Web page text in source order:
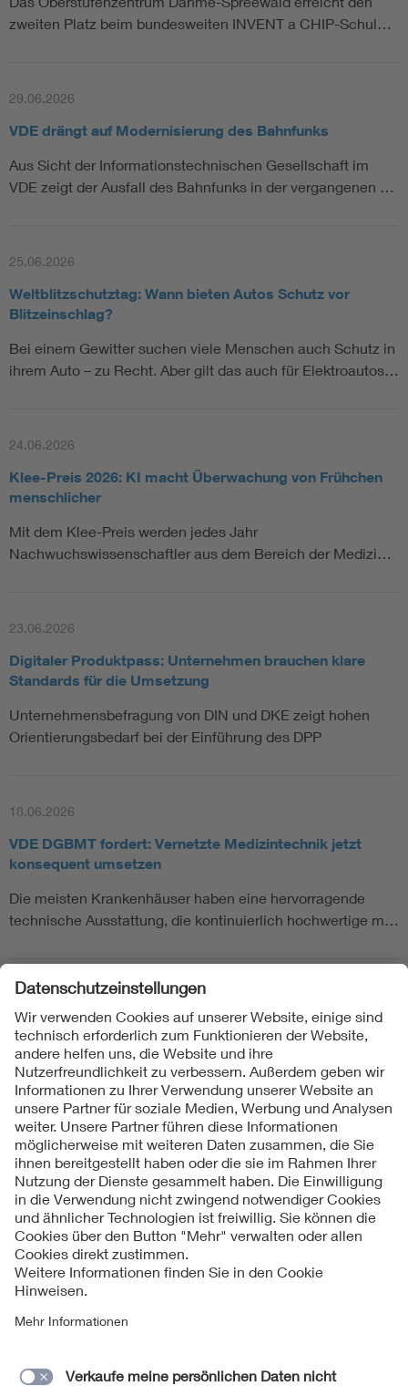
zweiten Platz beim bundesweiten INVENT a CHIP-Schul…
29.06.2026
VDE drängt auf Modernisierung des Bahnfunks
Aus Sicht der Informationstechnischen Gesellschaft im
VDE zeigt der Ausfall des Bahnfunks in der vergangenen …
25.06.2026
Weltblitzschutztag: Wann bieten Autos Schutz vor
Blitzeinschlag?
Bei einem Gewitter suchen viele Menschen auch Schutz in
ihrem Auto – zu Recht. Aber gilt das auch für Elektroautos…
24.06.2026
Klee-Preis 2026: KI macht Überwachung von Frühchen
menschlicher
Mit dem Klee-Preis werden jedes Jahr
Nachwuchswissenschaftler aus dem Bereich der Medizi…
23.06.2026
Digitaler Produktpass: Unternehmen brauchen klare
Standards für die Umsetzung
Unternehmensbefragung von DIN und DKE zeigt hohen
Orientierungsbedarf bei der Einführung des DPP
18.06.2026
VDE DGBMT fordert: Vernetzte Medizintechnik jetzt
konsequent umsetzen
Die meisten Krankenhäuser haben eine hervorragende
technische Ausstattung, die kontinuierlich hochwertige m…
1 2 3
Folgen Sie uns
Kontakt
Impressum
© 2026 VDE Bezirk Saar e. V.